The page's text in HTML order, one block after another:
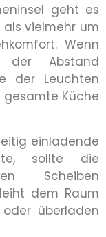
geht es
vielmehr um
Wenn
der Abstand
der Leuchten
Küche
einladende
sollte die
Scheiben
dem Raum
überladen